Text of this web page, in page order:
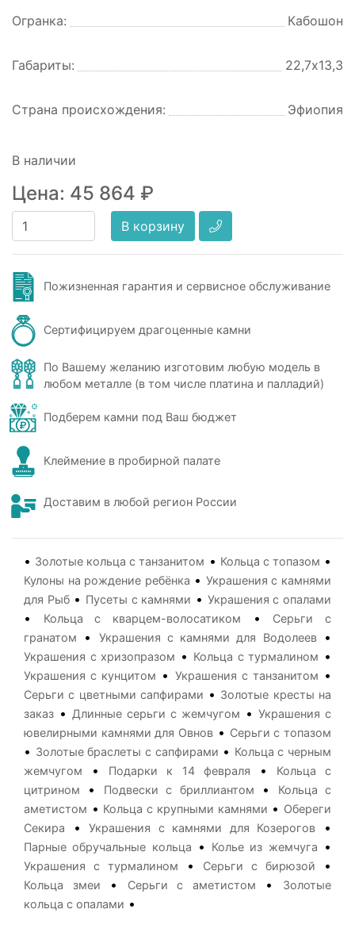
Огранка: Кабошон
Габариты: 22,7х13,3
Страна происхождения: Эфиопия
В наличии
Цена: 45 864 ₽
В корзину
Пожизненная гарантия и сервисное обслуживание
Сертифицируем драгоценные камни
По Вашему желанию изготовим любую модель в
любом металле (в том числе платина и палладий)
Подберем камни под Ваш бюджет
Клеймение в пробирной палате
Доставим в любой регион России
• Золотые кольца с танзанитом • Кольца с топазом •
Кулоны на рождение ребёнка • Украшения с камнями
для Рыб• Пусеты с камнями • Украшения с опалами
• Кольца с кварцем-волосатиком •
Серьги с
гранатом
• Украшения с камнями для Водолеев•
Украшения с хризопразом • Кольца с турмалином •
Украшения с кунцитом • Украшения с танзанитом •
Серьги с цветными сапфирами • Золотые кресты на
заказ • Длинные серьги с жемчугом • Украшения с
ювелирными камнями для Овнов • Серьги с топазом
• Золотые браслеты с сапфирами • Кольца с черным
жемчугом
• Подарки к 14 февраля •
Кольца с
цитрином
• Подвески с бриллиантом •
Кольца с
аметистом • Кольца с крупными камнями • Обереги
Секира
•Украшения с камнями для Козерогов •
Парные обручальные кольца • Колье из жемчуга •
Украшения с турмалином • Серьги с бирюзой •
Кольца змеи • Серьги с аметистом •
Золотые
кольца с опалами •